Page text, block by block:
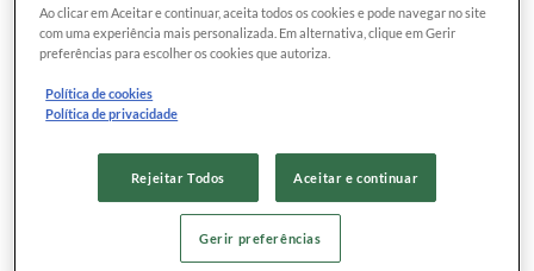
Ao clicar em Aceitar e continuar, aceita todos os cookies e pode navegar no site
com uma experiência mais personalizada. Em alternativa, clique em Gerir
preferências para escolher os cookies que autoriza.
Política de cookies
Política de privacidade
Rejeitar Todos Aceitar e continuar
Gerir preferências